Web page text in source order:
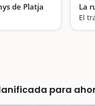
de Platja
Pájaros y esculturas, un museo al aire libre
La
para